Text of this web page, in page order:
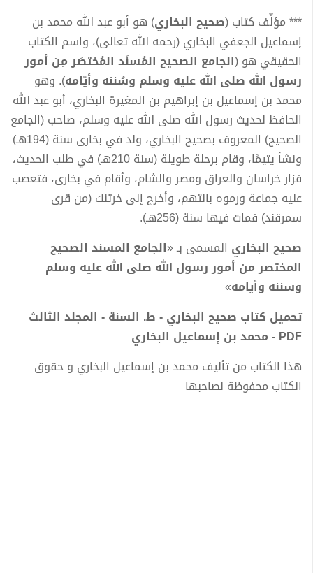
*** مؤلِّف كتاب (صحيح البخاري) هو أبو عبد الله محمد بن
إسماعيل الجعفي البخاري (رحمه الله تعالى)، واسم الكتاب
الحقيقي هو (الجامع الصحيح المُسنَد المُختصَر مِن أمور
رسول الله صلى الله عليه وسلم وسُننه وأيّامه). وهو
محمد بن إسماعيل بن إبراهيم بن المغيرة البخاري، أبو عبد الله
الحافظ لحديث رسول الله صلى الله عليه وسلم، صاحب (الجامع
الصحيح) المعروف بصحيح البخاري، ولد في بخارى سنة (194هـ)
ونشأ يتيمًا، وقام برحلة طويلة (سنة 210هـ) في طلب الحديث،
فزار خراسان والعراق ومصر والشام، وأقام في بخارى، فتعصب
عليه جماعة ورموه بالتهم، وأخرج إلى خرتنك (من قرى
سمرقند) فمات فيها سنة (256هـ).
صحيح البخاري المسمى بـ «الجامع المسند الصحيح
المختصر من أمور رسول الله صلى الله عليه وسلم
وسننه وأيامه»
تحميل كتاب صحيح البخاري - ط. السنة - المجلد الثالث
PDF - محمد بن إسماعيل البخاري
هذا الكتاب من تأليف محمد بن إسماعيل البخاري و حقوق
الكتاب محفوظة لصاحبها